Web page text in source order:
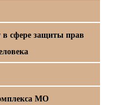
в сфере защиты прав
МО